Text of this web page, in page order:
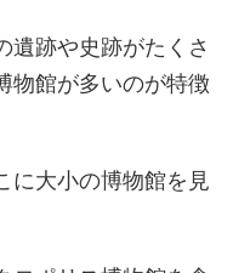
遺跡や史跡がたくさ
物館が多いのが特徴
に大小の博物館を見